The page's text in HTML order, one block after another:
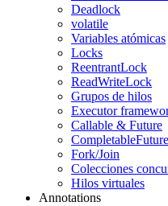
Deadlock
volatile
Variables atómicas
Locks
ReentrantLock
ReadWriteLock
Grupos de hilos
Executor
Callable & Future
CompletableFuture
Fork/Join
Colecciones
Hilos virtuales
Annotations